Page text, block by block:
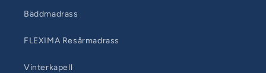
Bäddmadrass
FLEXIMA Resårmadrass
Vinterkapell